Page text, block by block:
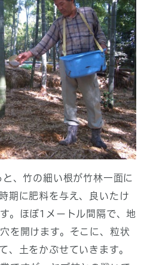
、竹の細い根が竹林一面に
期に肥料を与え、良いたけ
。ほぼ1メートル間隔で、地
を開けます。そこに、粒状
、土をかぶせていきます。